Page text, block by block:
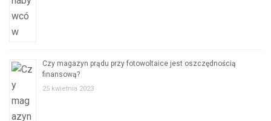
Czy magazyn prądu przy fotowoltaice jest oszczędnością
finansową?
25 kwietnia 2023